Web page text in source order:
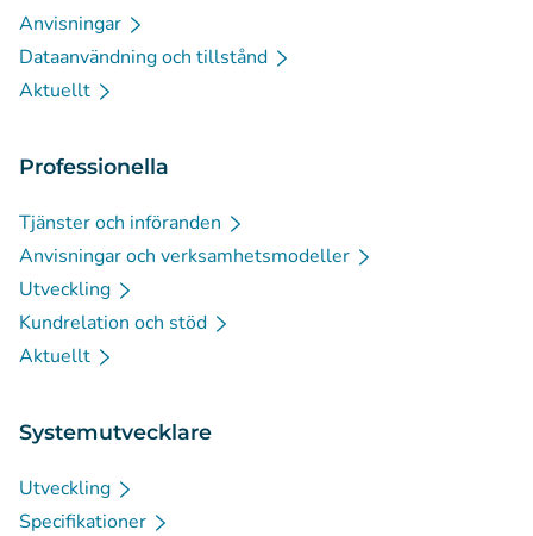
Anvisningar
Dataanvändning och tillstånd
Aktuellt
Professionella
Tjänster och införanden
Anvisningar och verksamhetsmodeller
Utveckling
Kundrelation och stöd
Aktuellt
Systemutvecklare
Utveckling
Specifikationer